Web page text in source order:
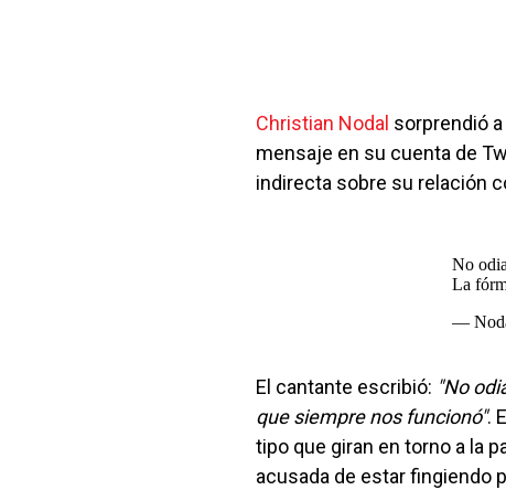
Christian Nodal sorprendió
mensaje en su cuenta de
indirecta sobre su relación
No
La
—
El cantante escribió: "No
que siempre nos funcionó".
tipo que giran en torno a la
acusada de estar fingiendo